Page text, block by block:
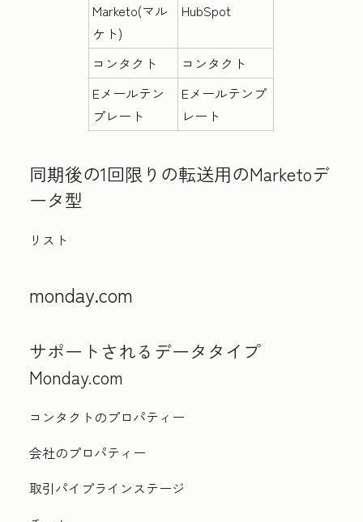
Marketo(マル
ケト)
HubSpot
コンタクト
コンタクト
Eメールテン
プレート
Eメールテンプ
レート
同期後の1回限りの転送用のMarketoデ
ータ型
リスト
monday.com
サポートされるデータタイプ
Monday.com
コンタクトのプロパティー
会社のプロパティー
取引パイプラインステージ